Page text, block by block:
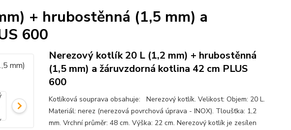
+ hrubostěnná (1,5 mm) a
600
Nerezový kotlík 20 L (1,2 mm) + hrubostěnná
(1,5 mm) a žáruvzdorná kotlina 42 cm PLUS
600
Kotlíková souprava obsahuje: Nerezový kotlík. Velikost: Objem: 20 L.
Materiál: nerez (nerezová povrchová úprava - INOX). Tloušťka: 1,2
mm. Vrchní průměr: 48 cm. Výška: 22 cm. Nerezový kotlík je zesílen